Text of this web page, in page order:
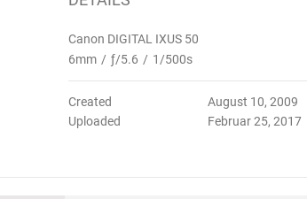
Canon DIGITAL IXUS 50
6mm / ƒ/5.6 / 1/500s
Created
August 10, 2009
Uploaded
Februar 25, 2017